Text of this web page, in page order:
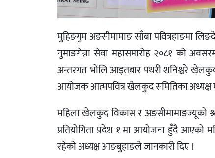
मुहिङगुम अङसीमामाङ साँबा पवित्रहाङमा
नुमाङगेन्ना सेवा महासमारोह २०८१ को
अन्तरगत भोलि आइतबार पथरी शनिश्चरे
आयोजक आत्मपवित्र खेलकुद समितिका अध्यक्ष
महिला खेलकुद विकास र अङसीमामाङज्यूको
प्रतियोगिता प्रदेश १ मा आयोजना हुँदै आएको
रहेको अध्यक्ष आङबुहाङले जानकारी दिए ।